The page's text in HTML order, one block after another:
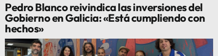
Pedro Blanco reivindica las inversiones del
Gobierno en Galicia: «Está cumpliendo con
hechos»